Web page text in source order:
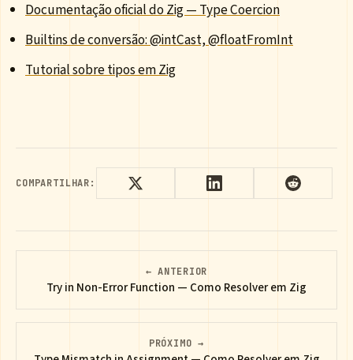
Documentação oficial do Zig — Type Coercion
Builtins de conversão: @intCast, @floatFromInt
Tutorial sobre tipos em Zig
COMPARTILHAR:
← ANTERIOR
Try in Non-Error Function — Como Resolver em Zig
PRÓXIMO →